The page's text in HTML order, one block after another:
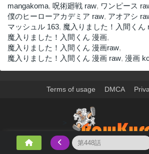
mangakoma, 呪術廻戦 raw, ワンピース
僕のヒーローアカデミア raw, アオアシ
マッシュル 163, 魔入りました！入間くん
魔入りました！入間くん 漫画,
魔入りました！入間くん 漫画raw,
魔入りました！入間くん 漫画 raw, 漫画
Terms of usage DMCA
ウェブサイト上のすべての情報と画像は、インタ